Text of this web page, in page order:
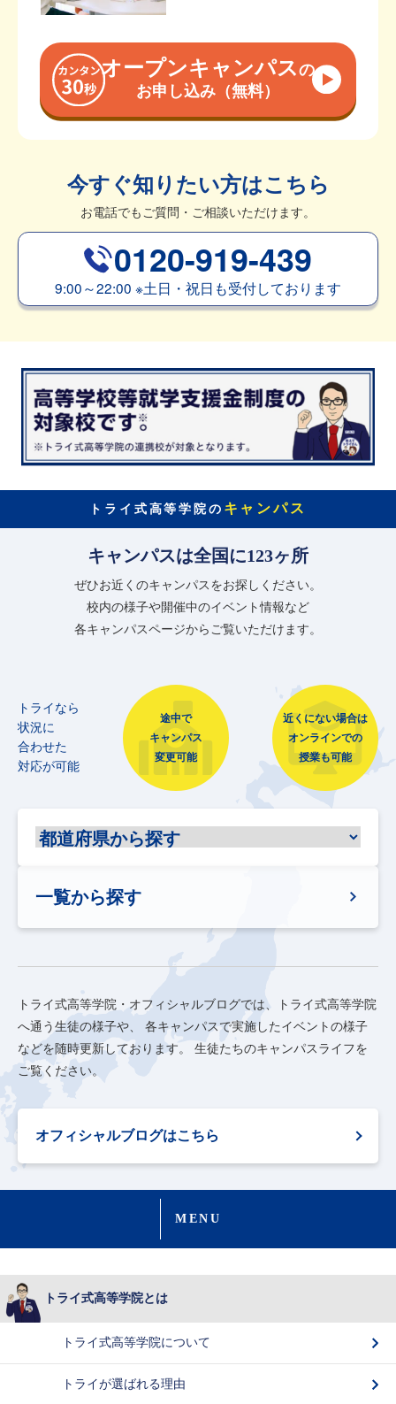
オープンキャンパスの
お申し込み（無料）
今すぐ知りたい方はこちら
お電話でもご質問・ご相談いただけます。
0120-919-439
9:00～22:00 ※土日・祝日も受付しております
トライ式高等学院の キャンパス
キャンパスは全国に123ヶ所
ぜひお近くのキャンパスをお探しください。
校内の様子や開催中のイベント情報など
各キャンパスページからご覧いただけます。
トライなら
状況に
合わせた
対応が可能
途中で
キャンパス
変更可能
近くにない場合は
オンラインでの
授業も可能
一覧から探す
トライ式高等学院・オフィシャルブログでは、トライ式高等学院
へ通う生徒の様子や、
各キャンパスで実施したイベントの様子
などを随時更新しております。
生徒たちのキャンパスライフを
ご覧ください。
オフィシャルブログはこちら
MENU
トライ式高等学院とは
トライ式高等学院について
トライが選ばれる理由